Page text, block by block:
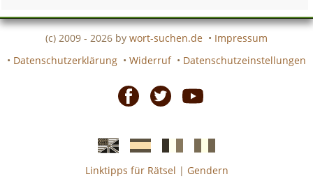
(c) 2009 - 2026 by wort-suchen.de • Impressum
• Datenschutzerklärung • Widerruf • Datenschutzeinstellungen
EnglischeSpanischefranzösicheitalienische
Linktipps für Rätsel | Gendern